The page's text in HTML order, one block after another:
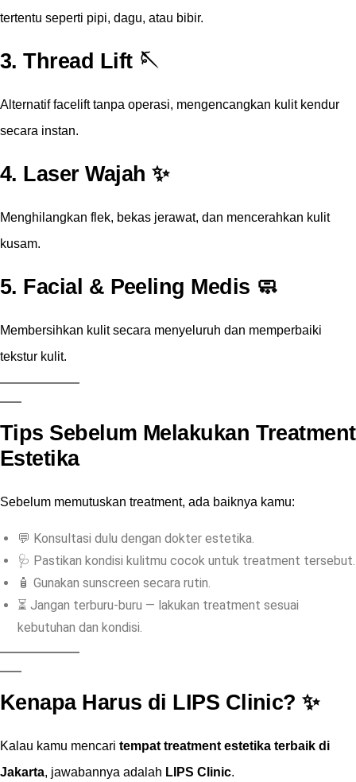
tertentu seperti pipi, dagu, atau bibir.
3.Thread Lift🪡
Alternatif facelift tanpa operasi, mengencangkan kulit kendur
secara instan.
4. Laser Wajah ✨
Menghilangkan flek, bekas jerawat, dan mencerahkan kulit
kusam.
5. Facial & Peeling Medis 🧼
Membersihkan kulit secara menyeluruh dan memperbaiki
tekstur kulit.
Tips Sebelum Melakukan Treatment
Estetika
Sebelum memutuskan treatment, ada baiknya kamu:
💬 Konsultasi dulu dengan dokter estetika.
🩺 Pastikan kondisi kulitmu cocok untuk treatment tersebut.
🧴 Gunakan sunscreen secara rutin.
⏳ Jangan terburu-buru — lakukan treatment sesuai
kebutuhan dan kondisi.
Kenapa Harus di LIPS Clinic? ✨
Kalau kamu mencari tempat treatment estetika terbaik di
Jakarta, jawabannya adalah LIPS Clinic.